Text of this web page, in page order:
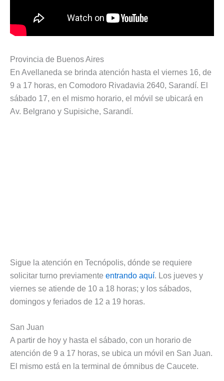
Provincia de Buenos Aires
En Avellaneda se brinda atención hasta el viernes 16, de
9 a 17 horas, en Comodoro Rivadavia 2640, Sarandí. El
sábado 17, en el mismo horario, el móvil se ubicará en
Av. Belgrano y Supisiche, Sarandí.
Sigue la atención en Tecnópolis, dónde se requiere
solicitar turno previamente entrando aquí. Los jueves y
viernes se atiende de 10 a 18 horas; y los sábados,
domingos y feriados de 12 a 19 horas.
San Juan
A partir de hoy y hasta el sábado, con un horario de
atención de 9 a 17 horas, se ubica un móvil en San Juan.
El mismo está en la terminal de ómnibus de Caucete.